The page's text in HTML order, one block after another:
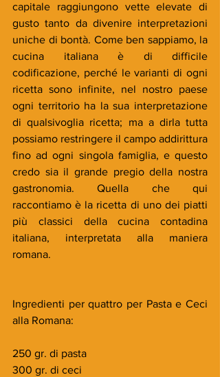
capitale raggiungono vette elevate di
gusto tanto da divenire interpretazioni
uniche di bontà. Come ben sappiamo, la
cucina italiana è di difficile
codificazione, perché le varianti di ogni
ricetta sono infinite, nel nostro paese
ogni territorio ha la sua interpretazione
di qualsivoglia ricetta; ma a dirla tutta
possiamo restringere il campo addirittura
fino ad ogni singola famiglia, e questo
credo sia il grande pregio della nostra
gastronomia. Quella che qui
raccontiamo è la ricetta di uno dei piatti
più classici della cucina contadina
italiana, interpretata alla maniera
romana.
Ingredienti per quattro per Pasta e Ceci
alla Romana:
250 gr. di pasta
300 gr. di ceci